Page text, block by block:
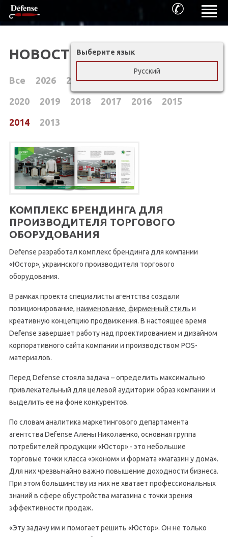
✆
НОВОСТИ DEFENSE
Все 2026 2025 2024 2023 2022 2021
2020 2019 2018 2017 2016 2015
2014 2013
КОМПЛЕКС БРЕНДИНГА ДЛЯ
ПРОИЗВОДИТЕЛЯ ТОРГОВОГО
ОБОРУДОВАНИЯ
Defense разработал комплекс брендинга для компании
«Юстор», украинского производителя торгового
оборудования.
В рамках проекта специалисты агентства создали
позиционирование, наименование, фирменный стиль и
креативную концепцию продвижения. В настоящее время
Defense завершает работу над проектированием и дизайном
корпоративного сайта компании и производством POS-
материалов.
Перед Defense стояла задача – определить максимально
привлекательный для целевой аудитории образ компании и
выделить ее на фоне конкурентов.
По словам аналитика маркетингового департамента
агентства Defense Алены Николаенко, основная группа
потребителей продукции «Юстор» - это небольшие
торговые точки класса «эконом» и формата «магазин у дома».
Для них чрезвычайно важно повышение доходности бизнеса.
При этом большинству из них не хватает профессиональных
знаний в сфере обустройства магазина с точки зрения
эффективности продаж.
«Эту задачу им и помогает решить «Юстор». Он не только
Выберите язык
Русский